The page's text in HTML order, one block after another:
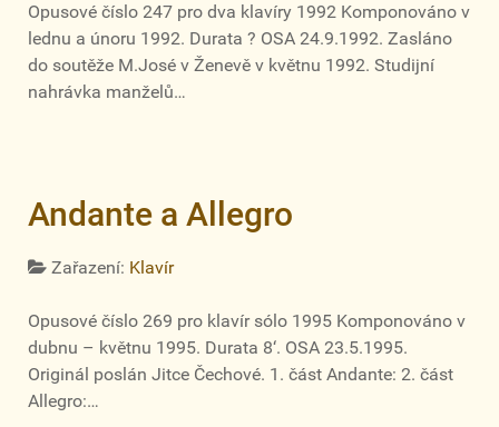
Opusové číslo 247 pro dva klavíry 1992 Komponováno v
lednu a únoru 1992. Durata ? OSA 24.9.1992. Zasláno
do soutěže M.José v Ženevě v květnu 1992. Studijní
nahrávka manželů…
Andante a Allegro
Zařazení: Klavír
Opusové číslo 269 pro klavír sólo 1995 Komponováno v
dubnu – květnu 1995. Durata 8‘. OSA 23.5.1995.
Originál poslán Jitce Čechové. 1. část Andante: 2. část
Allegro:…